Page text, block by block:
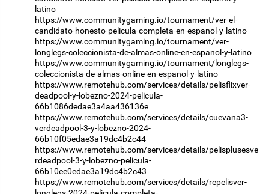
latino
https://www.communitygaming.io/tournament/ver-el-
candidato-honesto-pelicula-completa-en-espanol-y-latino
https://www.communitygaming.io/tournament/ver-
longlegs-coleccionista-de-almas-online-en-espanol-y-latino
https://www.communitygaming.io/tournament/longlegs-
coleccionista-de-almas-online-en-espanol-y-latino
https://www.remotehub.com/services/details/pelisflixver-
deadpool-y-lobezno-2024-pelicula-
66b1086dedae3a4aa436136e
https://www.remotehub.com/services/details/cuevana3-
verdeadpool-3-y-lobezno-2024-
66b10f05edae3a19dc4b2c44
https://www.remotehub.com/services/details/pelisplusesve
rdeadpool-3-y-lobezno-pelicula-
66b10ee0edae3a19dc4b2c43
https://www.remotehub.com/services/details/repelisver-